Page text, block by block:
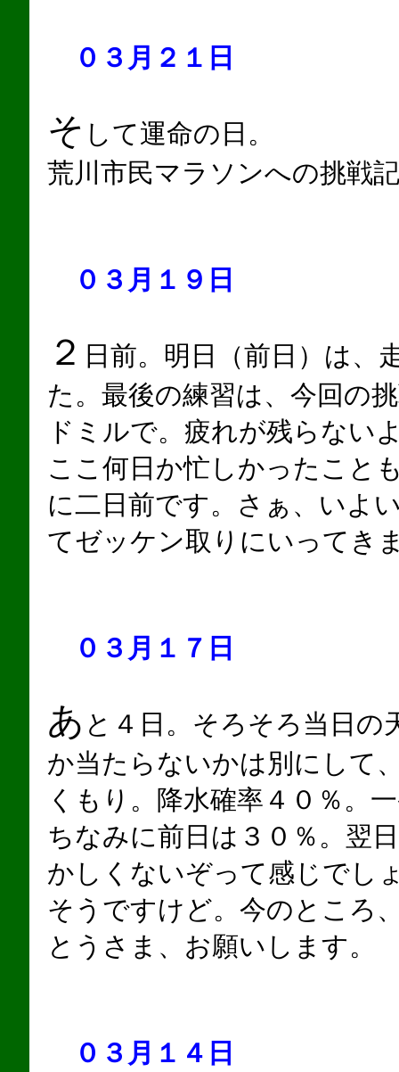
０３月２１日
そ して運命の日。
荒川市民マラソンへの挑戦
０３月１９日
２ 日前。明日（前日）は、
た。最後の練習は、今回の
ドミルで。疲れが残らない
ここ何日か忙しかったこと
に二日前です。さぁ、いよ
てゼッケン取りにいってき
０３月１７日
あ と４日。そろそろ当日
か当たらないかは別にして
くもり。降水確率４０％。
ちなみに前日は３０％。翌
かしくないぞって感じでし
そうですけど。今のところ
とうさま、お願いします。
０３月１４日